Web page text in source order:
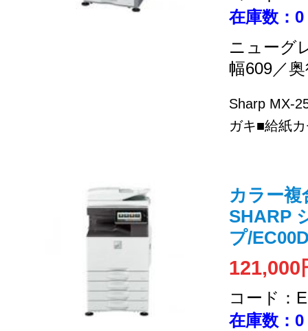
在庫数：0
ニューグ
幅609／
Sharp MX-
ガキ■給紙
カラー複
SHARP
プ/
121,000
コード：
在庫数：0